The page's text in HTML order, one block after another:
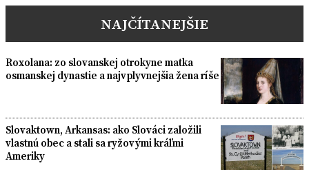
NAJČÍTANEJŠIE
Roxolana: zo slovanskej otrokyne matka
osmanskej dynastie a najvplyvnejšia žena ríše
Slovaktown, Arkansas: ako Slováci založili
vlastnú obec a stali sa ryžovými kráľmi
Ameriky